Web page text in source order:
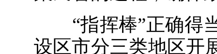
“指挥棒”正确得当
设区市分三类地区开